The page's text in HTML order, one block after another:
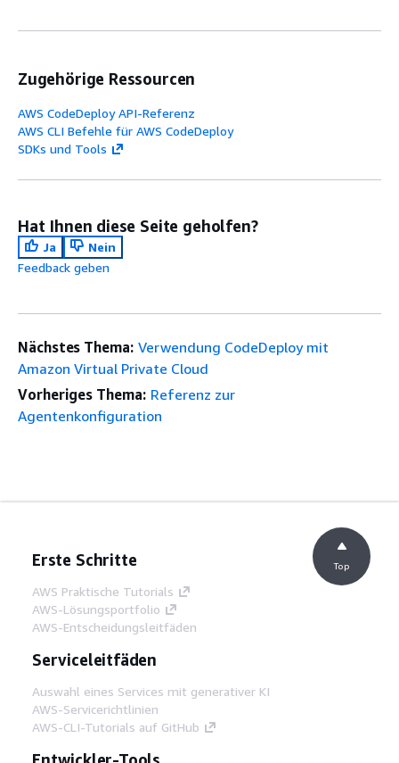
Zugehörige Ressourcen
AWS CodeDeploy API-Referenz
AWS CLI Befehle für AWS CodeDeploy
SDKs und Tools
Hat Ihnen diese Seite geholfen?
Ja
Nein
Feedback geben
Nächstes Thema: Verwendung CodeDeploy mit
Amazon Virtual Private Cloud
Vorheriges Thema: Referenz zur
Agentenkonfiguration
Erste Schritte
AWS Praktische Tutorials
AWS-Lösungsportfolio
AWS-Entscheidungsleitfäden
Serviceleitfäden
Auswahl eines Services mit generativer KI
AWS-Servicerichtlinien
AWS-CLI-Tutorials auf GitHub
Top